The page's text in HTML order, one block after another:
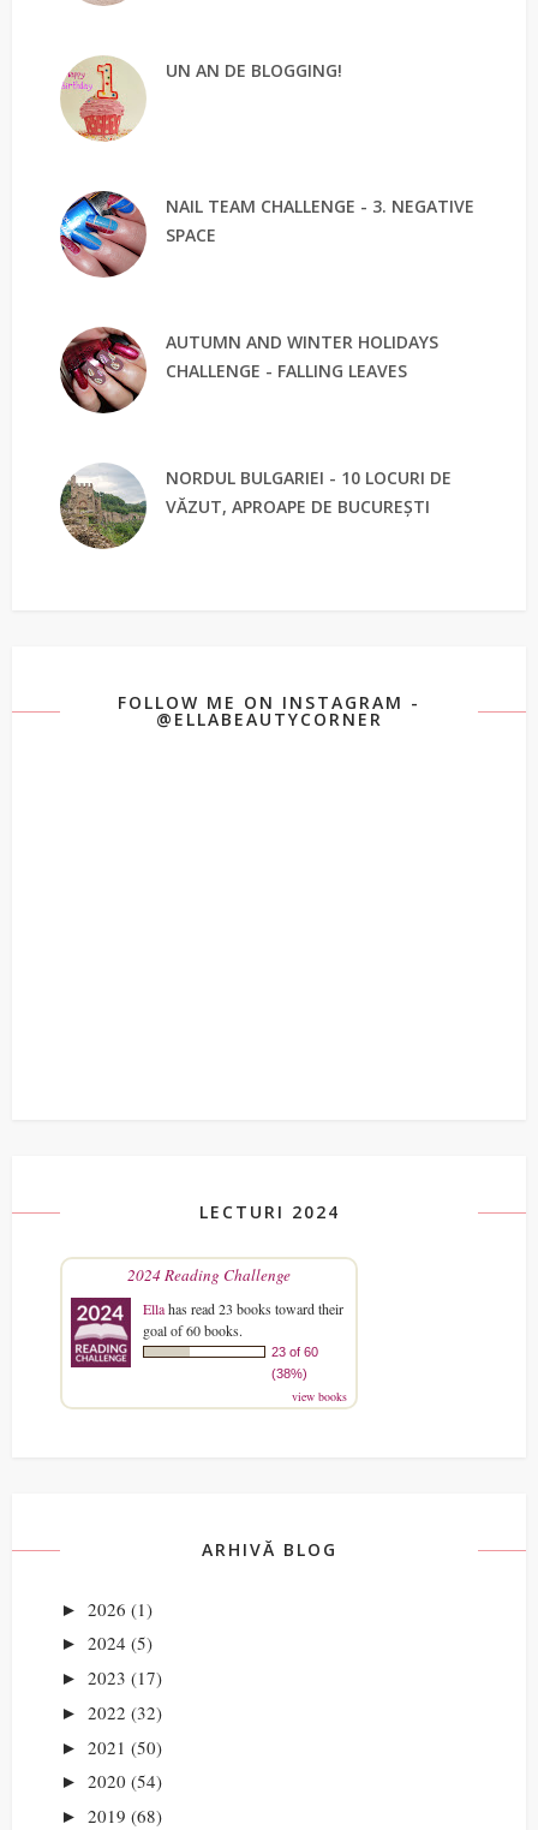
UN AN DE BLOGGING!
NAIL TEAM CHALLENGE - 3. NEGATIVE
SPACE
AUTUMN AND WINTER HOLIDAYS
CHALLENGE - FALLING LEAVES
NORDUL BULGARIEI - 10 LOCURI DE
VĂZUT, APROAPE DE BUCUREȘTI
FOLLOW ME ON INSTAGRAM -
@ELLABEAUTYCORNER
LECTURI 2024
2024 Reading Challenge
Ellahas read 23 books toward their
goal of 60 books.
23 of 60
(38%)
view books
ARHIVĂ BLOG
► 2026 (1)
► 2024 (5)
► 2023 (17)
► 2022 (32)
► 2021 (50)
► 2020 (54)
► 2019 (68)